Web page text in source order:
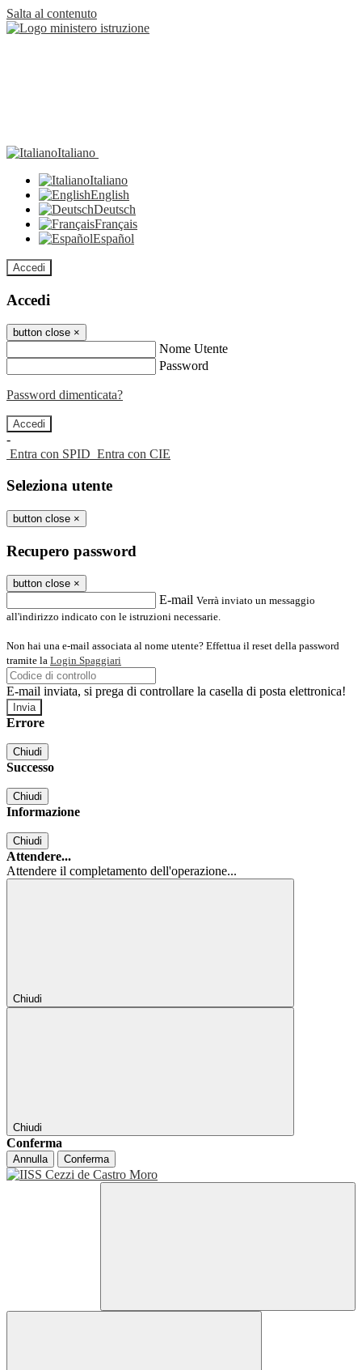
Salta al contenuto
Italiano
Italiano
English
Deutsch
Français
Español
Accedi
Accedi
button close ×
Nome Utente
Password
Password dimenticata?
-
Entra con SPID Entra con CIE
Seleziona utente
button close ×
Recupero password
button close ×
E-mail Verrà inviato un messaggio
all'indirizzo indicato con le istruzioni necessarie.
Non hai una e-mail associata al nome utente? Effettua il reset della password
tramite la Login Spaggiari
E-mail inviata, si prega di controllare la casella di posta elettronica!
Errore
Chiudi
Successo
Chiudi
Informazione
Chiudi
Attendere...
Attendere il completamento dell'operazione...
Chiudi
Chiudi
Conferma
Annulla Conferma